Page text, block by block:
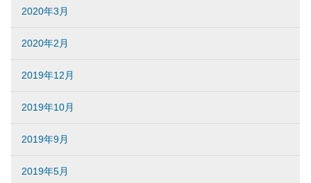
2020年3月
2020年2月
2019年12月
2019年10月
2019年9月
2019年5月